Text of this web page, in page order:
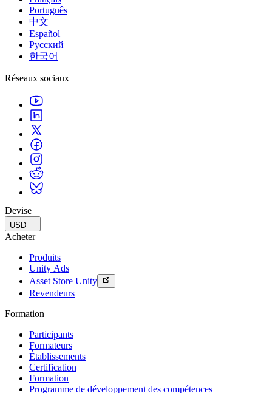
Português
中文
Español
Русский
한국어
Réseaux sociaux
Devise
USD
Acheter
Produits
Unity Ads
Asset Store Unity
Revendeurs
Formation
Participants
Formateurs
Établissements
Certification
Formation
Programme de développement des compétences